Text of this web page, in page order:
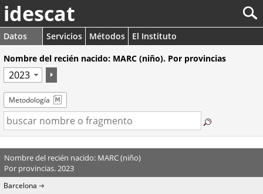
idescat
Datos Servicios Métodos
El Instituto
Nombre del recién nacido: MARC (niño). Por provincias
Metodología
Nombre del recién nacido: MARC (niño)
Por provincias. 2023
Barcelona